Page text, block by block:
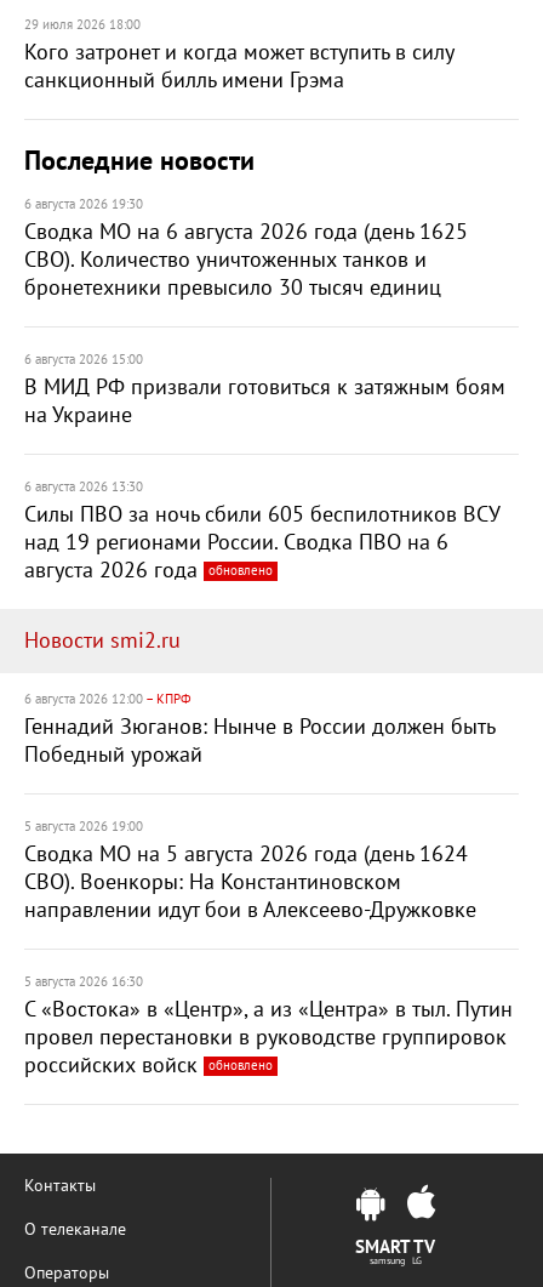
29 июля 2026 18:00
Кого затронет и когда может вступить в силу
санкционный билль имени Грэма
Последние новости
6 августа 2026 19:30
Сводка МО на 6 августа 2026 года (день 1625
СВО). Количество уничтоженных танков и
бронетехники превысило 30 тысяч единиц
6 августа 2026 15:00
В МИД РФ призвали готовиться к затяжным боям
на Украине
6 августа 2026 13:30
Силы ПВО за ночь сбили 605 беспилотников ВСУ
над 19 регионами России. Сводка ПВО на 6
августа 2026 года
обновлено
Новости smi2.ru
6 августа 2026 12:00 – КПРФ
Геннадий Зюганов: Нынче в России должен быть
Победный урожай
5 августа 2026 19:00
Сводка МО на 5 августа 2026 года (день 1624
СВО). Военкоры: На Константиновском
направлении идут бои в Алексеево-Дружковке
5 августа 2026 16:30
С «Востока» в «Центр», а из «Центра» в тыл. Путин
провел перестановки в руководстве группировок
российских войск
обновлено
Контакты
О телеканале
Операторы
SMART TV
samsung LG